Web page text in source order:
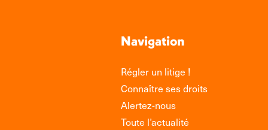
Navigation
Régler un litige !
Connaître ses droits
Alertez-nous
Toute l’actualité